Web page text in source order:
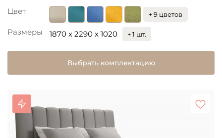
Цвет + 9 цветов
Размеры 1870 x 2290 x 1020 + 1 шт.
Выбрать комплектацию